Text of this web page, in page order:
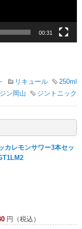
00:31
リキュール
250ml
ン岡山
ジントニック
カレモンサワー3本セッ
円（税込）